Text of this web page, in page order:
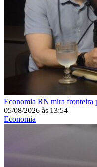
Economia RN mira fronteira
05/08/2026 às 13:54
Economia